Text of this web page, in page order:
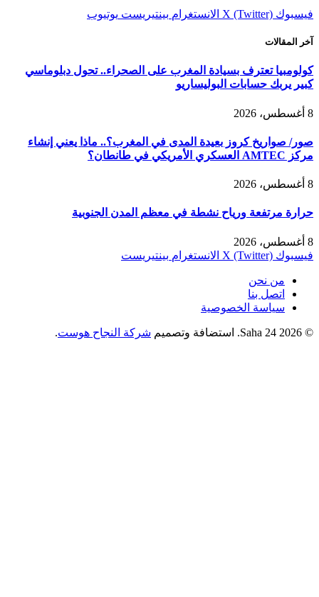
فيسبوك X (Twitter) الانستغرام بينتيريست يوتيوب
آخر المقالات
كولومبيا تعترف بسيادة المغرب على الصحراء.. تحول دبلوماسي
كبير يربك حسابات البوليساريو
8 أغسطس، 2026
صور/ صواريخ كروز بعيدة المدى في المغرب؟.. ماذا يعني إنشاء
مركز AMTEC العسكري الأمريكي في طانطان؟
8 أغسطس، 2026
حرارة مرتفعة ورياح نشطة في معظم المدن الجنوبية
8 أغسطس، 2026
فيسبوك X (Twitter) الانستغرام بينتيريست
من نحن
اتصل بنا
سياسة الخصوصية
© 2026 Saha 24. استضافة وتصميم شركة النجاح هوست.